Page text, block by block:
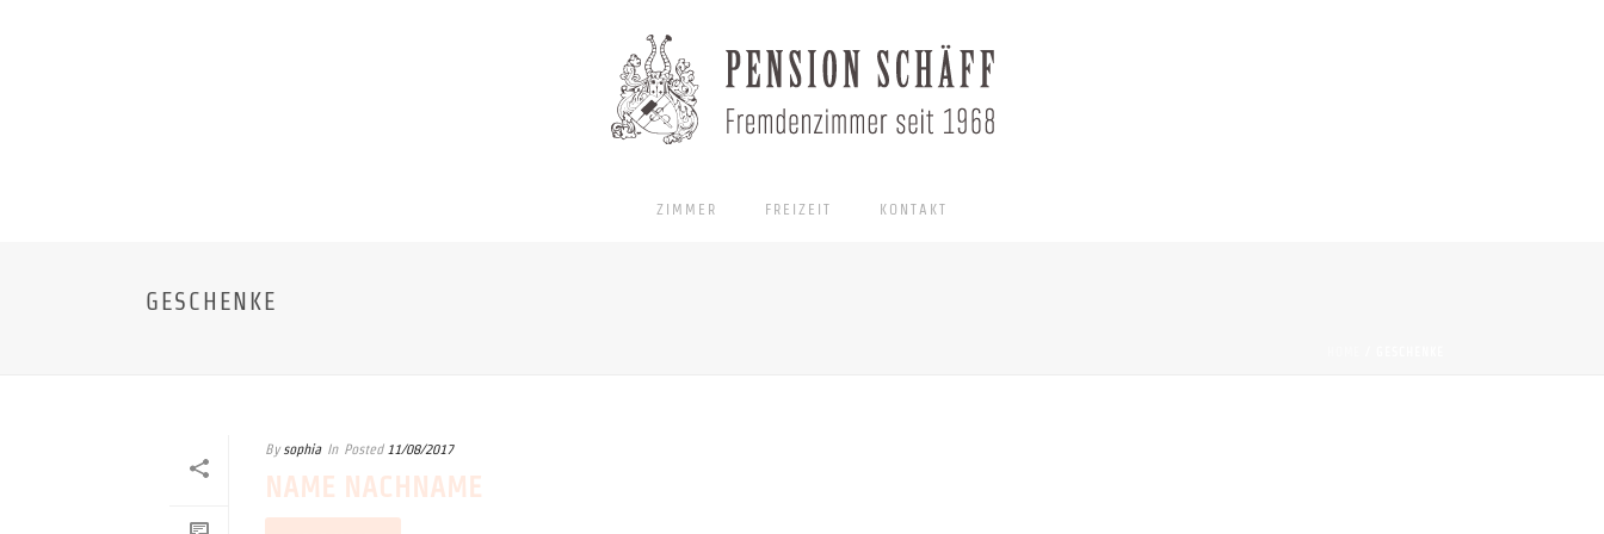
ZIMMER FREIZEIT KONTAKT
GESCHENKE
By sophia In Posted 11/08/2017
NAME NACHNAME